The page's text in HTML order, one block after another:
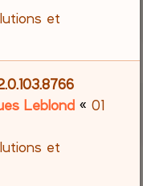
et
Leblond «01
et